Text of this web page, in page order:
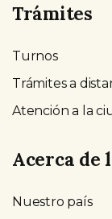
Trámites
Turnos
Trámites a
Atención a la
Acerca de
Nuestro país